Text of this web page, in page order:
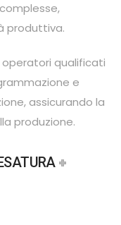
produttiva.
qualificati
e
assicurando la
produzione.